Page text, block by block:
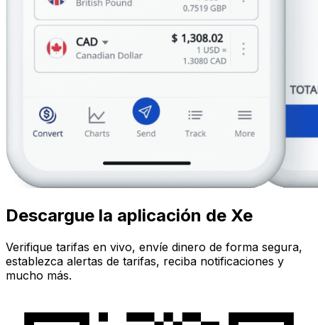
Descargue la aplicación de Xe
Verifique tarifas en vivo, envíe dinero de forma segura,
establezca alertas de tarifas, reciba notificaciones y
mucho más.